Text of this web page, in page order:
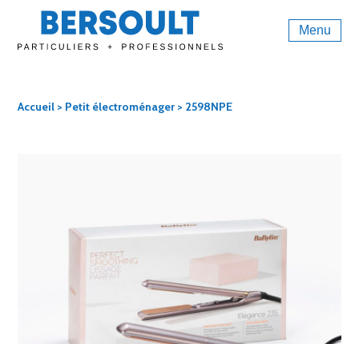
Menu
Accueil > Petit électroménager > 2598NPE